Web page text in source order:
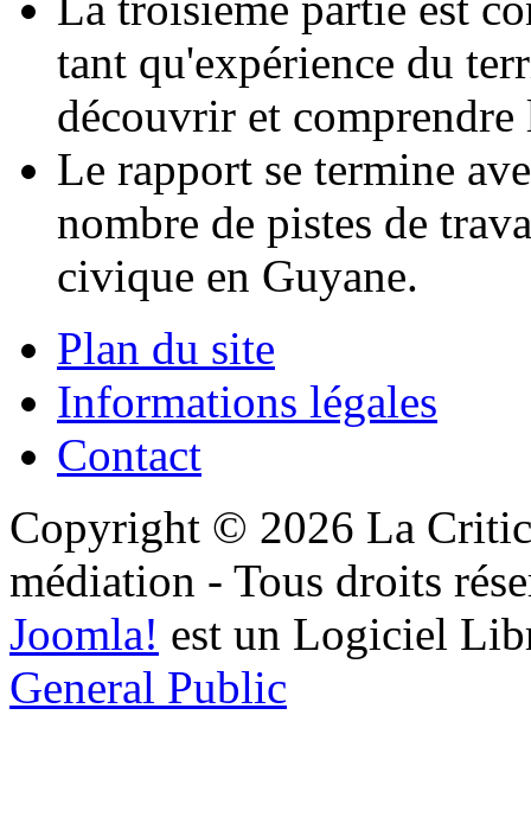
tant qu'expérience du
découvrir et comprendre
Le rapport se termine
nombre de pistes de
civique en Guyane.
Plan du site
Informations légales
Contact
Copyright © 2026 La
médiation - Tous droits
Joomla! est un Logiciel
General Public